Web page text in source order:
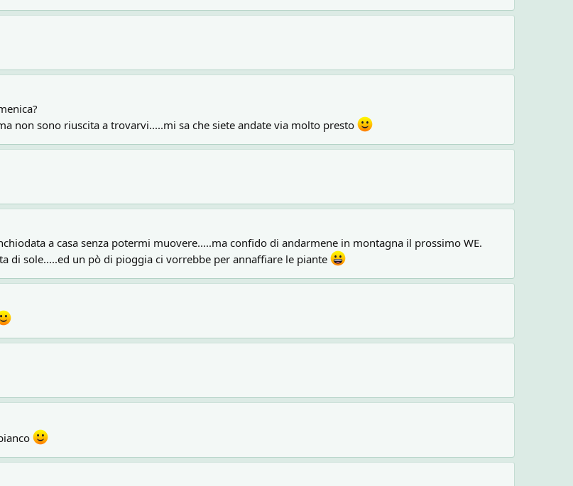
non sono riuscita a trovarvi.....mi sa che siete andate via molto presto
a casa senza potermi muovere.....ma confido di andarmene in montagna il prossimo WE.
di sole.....ed un pò di pioggia ci vorrebbe per annaffiare le piante